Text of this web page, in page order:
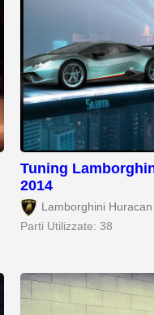
Tuning
2014
Lamborghini
Parti Utilizzate: 38